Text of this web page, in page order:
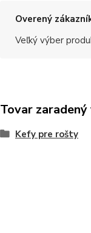
Overený
Veľký výber
Tovar
Kefy pre rošty